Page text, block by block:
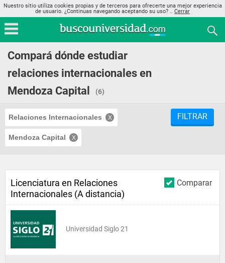
Nuestro sitio utiliza cookies propias y de terceros para ofrecerte una mejor experiencia
de usuario. ¿Continuas navegando aceptando su uso? .. Cerrar
Compará dónde estudiar
relaciones internacionales en
Mendoza Capital
(6)
Relaciones Internacionales
Mendoza Capital
FILTRAR
Comparar
Licenciatura en Relaciones
Internacionales (A distancia)
Universidad Siglo 21